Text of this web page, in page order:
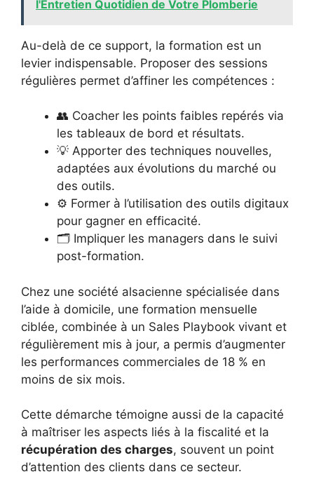
l'Entretien Quotidien de Votre Plomberie
Au-delà de ce support, la formation est un
levier indispensable. Proposer des sessions
régulières permet d’affiner les compétences :
👥 Coacher les points faibles repérés via
les tableaux de bord et résultats.
💡 Apporter des techniques nouvelles,
adaptées aux évolutions du marché ou
des outils.
⚙️ Former à l’utilisation des outils digitaux
pour gagner en efficacité.
🗂️ Impliquer les managers dans le suivi
post-formation.
Chez une société alsacienne spécialisée dans
l’aide à domicile, une formation mensuelle
ciblée, combinée à un Sales Playbook vivant et
régulièrement mis à jour, a permis d’augmenter
les performances commerciales de 18 % en
moins de six mois.
Cette démarche témoigne aussi de la capacité
à maîtriser les aspects liés à la fiscalité et la
récupération des charges, souvent un point
d’attention des clients dans ce secteur.